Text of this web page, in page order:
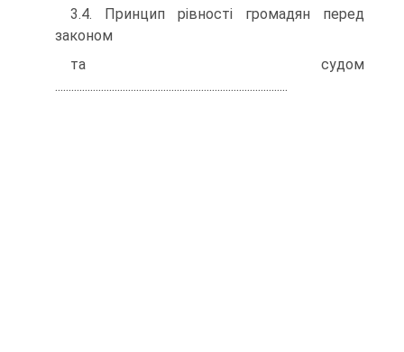
3.4. Принцип рівності громадян перед
законом
та судом
......................................................................................